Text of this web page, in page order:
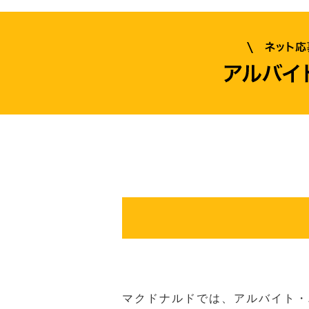
マクドナルドでは、アルバイト